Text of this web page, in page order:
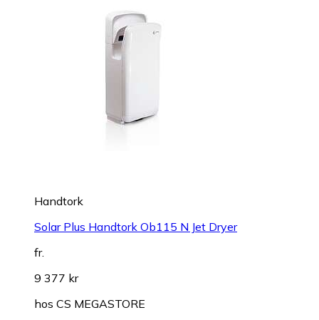
Handtork
Solar Plus Handtork Ob115 N Jet Dryer
fr.
9 377 kr
hos CS MEGASTORE